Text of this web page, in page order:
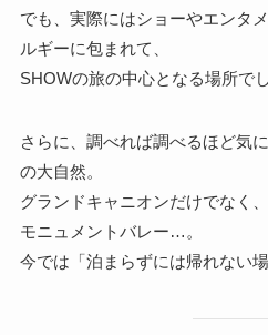
でも、実際にはショーやエンタ
ルギーに包まれて、
SHOWの旅の中心となる場所で
さらに、調べれば調べるほど気
の大自然。
グランドキャニオンだけでなく
モニュメントバレー…。
今では「泊まらずには帰れない